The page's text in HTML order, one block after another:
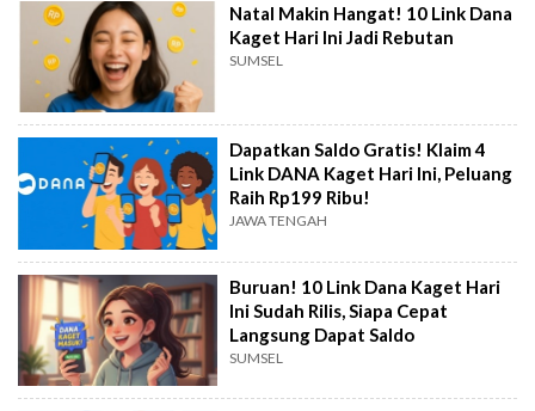
Natal Makin Hangat! 10 Link Dana
Kaget Hari Ini Jadi Rebutan
SUMSEL
Dapatkan Saldo Gratis! Klaim 4
Link DANA Kaget Hari Ini, Peluang
Raih Rp199 Ribu!
JAWA TENGAH
Buruan! 10 Link Dana Kaget Hari
Ini Sudah Rilis, Siapa Cepat
Langsung Dapat Saldo
SUMSEL